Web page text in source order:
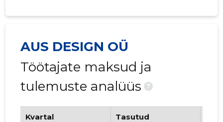
AUS DESIGN OÜ
Töötajate maksud ja
tulemuste analüüs
?
Kvartal
Tasutud